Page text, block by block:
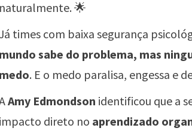
naturalmente. 🌟
times com baixa segurança
mundo sabe do problema, mas
medo. E o medo paralisa, engessa e
Amy Edmondson identificou que a
impacto direto no aprendizado